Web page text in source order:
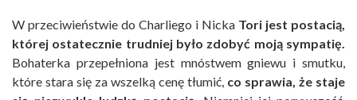
W przeciwieństwie do Charliego i Nicka Tori jest postacią,
której ostatecznie trudniej było zdobyć moją sympatię.
Bohaterka przepełniona jest mnóstwem gniewu i smutku,
które stara się za wszelką cenę tłumić, co sprawia, że staje